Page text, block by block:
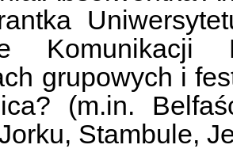
Komunikacji
grupowych i
(m.in.
Stambule,